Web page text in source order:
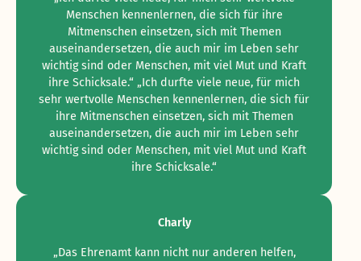
Menschen kennenlernen, die sich für ihre
Mitmenschen einsetzen, sich mit Themen
auseinandersetzen, die auch mir im Leben sehr
wichtig sind oder Menschen, mit viel Mut und Kraft
ihre Schicksale.“ „Ich durfte viele neue, für mich
sehr wertvolle Menschen kennenlernen, die sich für
ihre Mitmenschen einsetzen, sich mit Themen
auseinandersetzen, die auch mir im Leben sehr
wichtig sind oder Menschen, mit viel Mut und Kraft
ihre Schicksale.“
Charly
„Das Ehrenamt kann nicht nur anderen helfen,